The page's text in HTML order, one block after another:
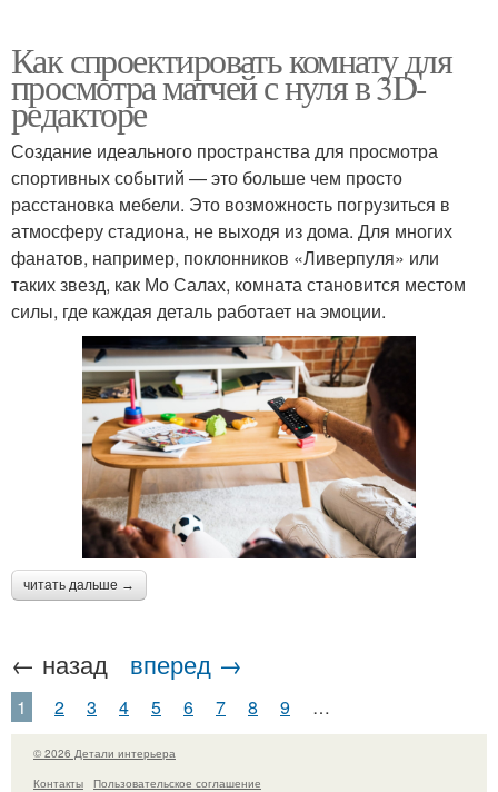
Как спроектировать комнату для
просмотра матчей с нуля в 3D-
редакторе
Создание идеального пространства для просмотра
спортивных событий — это больше чем просто
расстановка мебели. Это возможность погрузиться в
атмосферу стадиона, не выходя из дома. Для многих
фанатов, например, поклонников «Ливерпуля» или
таких звезд, как Мо Салах, комната становится местом
силы, где каждая деталь работает на эмоции.
читать дальше →
← назад вперед →
1 2 3 4 5 6 7 8 9 …
© 2026 Детали интерьера
Контакты
Пользовательское соглашение